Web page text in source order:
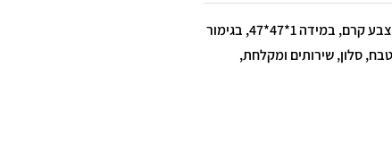
פסיפס משתלב גאיה ביאנקונה, בצבע קרם, במידה 1*47*47, בגימור
סלון, שירותים ומקלחת,